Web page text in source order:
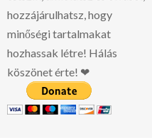
hozzájárulhatsz, hogy
minőségi tartalmakat
hozhassak létre! Hálás
köszönet érte! ❤